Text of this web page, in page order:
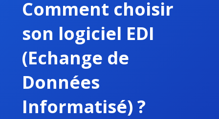
Comment choisir
son logiciel EDI
(Echange de
Données
Informatisé) ?